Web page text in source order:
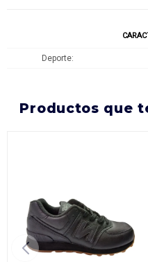
Deporte
productos que